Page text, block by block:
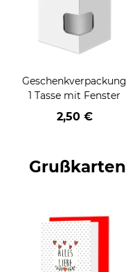
Geschenkverpackung
1 Tasse mit Fenster
2,50 €